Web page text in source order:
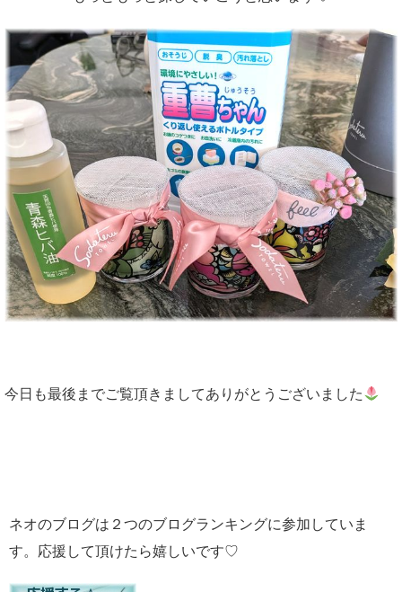
今日も最後までご覧頂きましてありがとうございました
ネオのブログは２つのブログランキングに参加していま
す。応援して頂けたら嬉しいです♡